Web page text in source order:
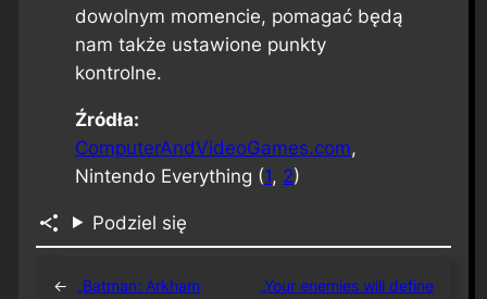
dowolnym momencie, pomagać będą
nam także ustawione punkty
kontrolne.
Źródła:
ComputerAndVideoGames.com,
Nintendo Everything (1, 2)
Podziel się
← „Batman: Arkham „Your enemies will define